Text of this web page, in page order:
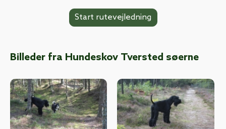
Billeder fra Hundeskov Tversted søerne